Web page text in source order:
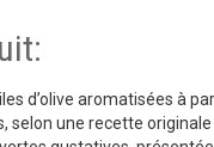
d’olive aromatisées à
selon une recette